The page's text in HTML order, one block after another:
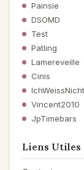
Painsie
DSOMD
Test
Patling
Lamereveille
Cinis
IchWeissNicht
Vincent2010
JpTimebars
Liens Utiles